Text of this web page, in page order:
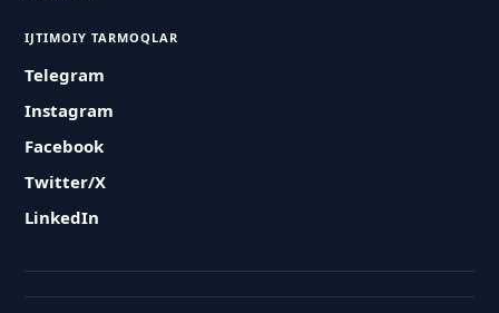
IJTIMOIY TARMOQLAR
Telegram
Instagram
Facebook
Twitter/X
LinkedIn